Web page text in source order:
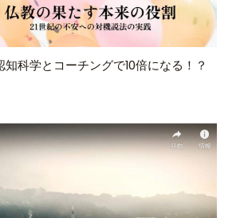
科学とコーチングで10倍になる！？